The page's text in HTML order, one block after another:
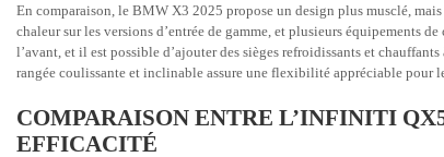
En comparaison, le BMW X3 2025 propose un design plus musclé,
chaleur sur les versions d’entrée de gamme, et plusieurs équipements
l’avant, et il est possible d’ajouter des sièges refroidissants et
rangée coulissante et inclinable assure une flexibilité appréciable pour
COMPARAISON ENTRE L’INFINITI
EFFICACITÉ